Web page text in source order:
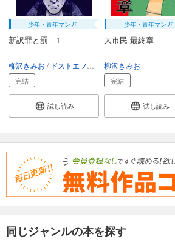
少年・青年マンガ
新訳罪と罰 1
柳沢きみお ドストエフスキー
完結
試し読み
少年・青年マンガ
大市民 最終章
柳沢きみお
完結
試し読み
同じジャンルの本を探す